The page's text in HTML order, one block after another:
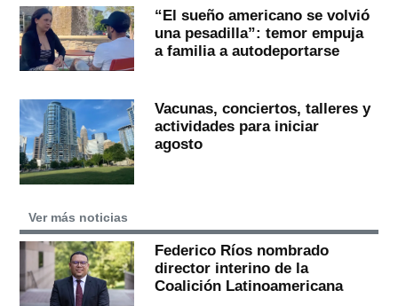
“El sueño americano se volvió
una pesadilla”: temor empuja
a familia a autodeportarse
Vacunas, conciertos, talleres y
actividades para iniciar
agosto
Ver más noticias
Federico Ríos nombrado
director interino de la
Coalición Latinoamericana